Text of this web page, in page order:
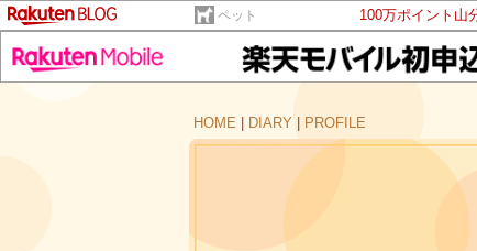
ペット 100万ポイント山
HOME
DIARY PROFILE